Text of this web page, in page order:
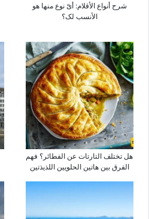
شرح أنواع الأقلام: أیّ نوع منها هو
الأنسب لک؟
هل تختلف التارتات عن الفطائر؟ فهم
الفرق بین هاتین الحلویین اللذیذتین